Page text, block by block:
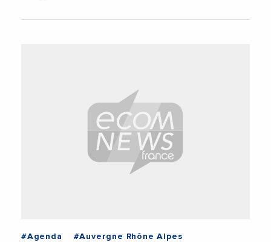
#Agenda
#Auvergne Rhône Alpes